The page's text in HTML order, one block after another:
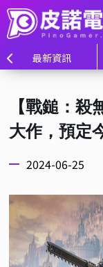
最新資訊
【戰鎚：
大作，預定
2024-06-25